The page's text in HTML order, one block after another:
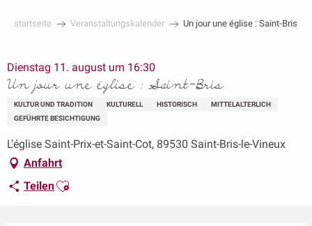
startseite Veranstaltungskalender Un jour une église : Saint-Bris
Dienstag 11. august um 16:30
Un jour une église : Saint-Bris
KULTUR UND TRADITION KULTURELL HISTORISCH
MITTELALTERLICH
GEFÜHRTE BESICHTIGUNG
L'église Saint-Prix-et-Saint-Cot, 89530 Saint-Bris-le-Vineux
Anfahrt
TeilenAjouter aux favoris